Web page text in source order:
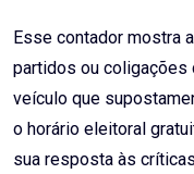
Esse contador mostra
partidos ou coligações
veículo que
o horário eleitoral
sua resposta às